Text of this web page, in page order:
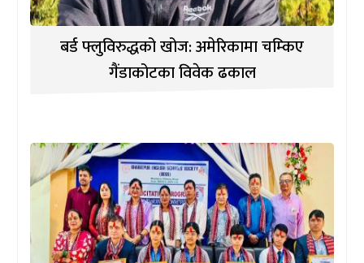
बर्ड फ्लुविरुद्धको खोज: अमेरिकामा चम्किए
गैंडाकोटका विवेक ढकाल